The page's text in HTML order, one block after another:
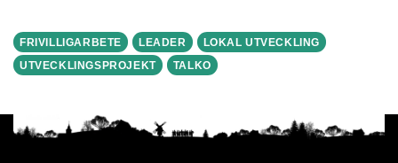
FRIVILLIGARBETE LEADER
LOKAL UTVECKLING
UTVECKLINGSPROJEKT
TALKO